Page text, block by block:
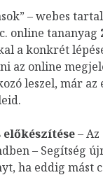
– webes
online tananyag
a konkrét
az online
leszel, már az
–
– Segítség
ha eddig mást